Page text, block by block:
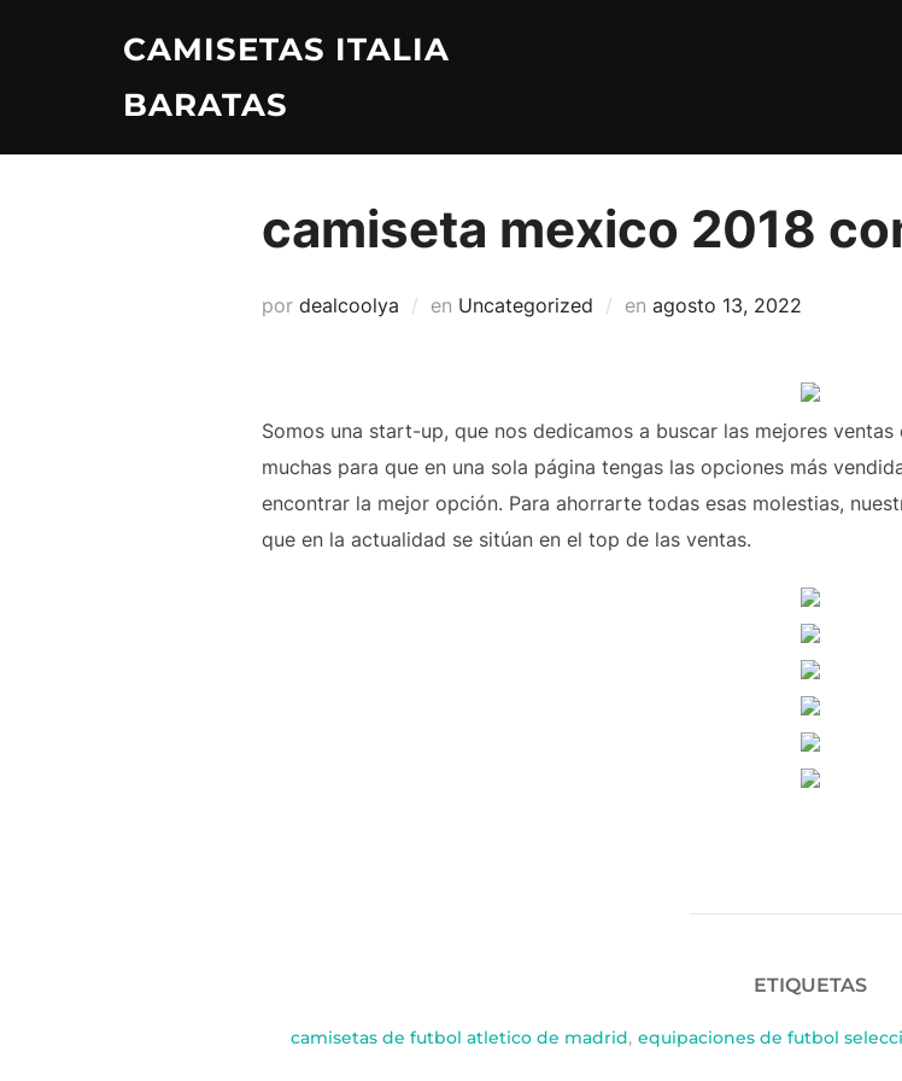
CAMISETAS ITALIA
BARATAS
camiseta mexico 2018
por dealcoolya en Uncategorized en Publicado
agosto 13, 2022
Somos una start-up, que nos dedicamos a buscar las mejores
muchas para que en una sola página tengas las opciones más
encontrar la mejor opción. Para ahorrarte todas esas molestias,
que en la actualidad se sitúan en el top de las ventas.
ETIQUETAS
camisetas de futbol atletico de madrid, equipaciones de futbol